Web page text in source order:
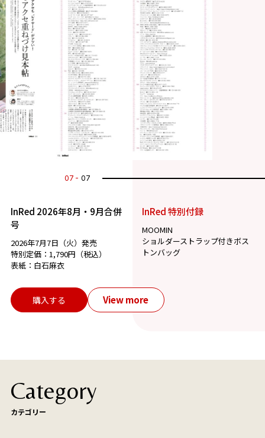
07 07
InRed 2026年8月・9月合併
号
2026年7月7日（火）発売
特別定価：1,790円（税込）
表紙：白石麻衣
InRed 特別付録
MOOMIN
ショルダーストラップ付きボス
トンバッグ
購入する View more
Category
カテゴリー